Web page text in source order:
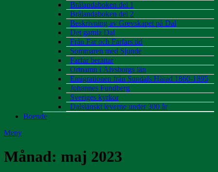
Brålandaboken del 1
Brålandaboken del 2
Beskrivning av Grevskapet på Dal
Det gamla Dal
Från Far och Farfars tid
Sommaren med Sjunde
Farfar berättar
Ortnamn i Älvsborgs län
Emigrationen från Sundals Härad 1860-1895
Johannes Fundberg
Sveriges kyrkor
Dalslänskt leverne under 300 år
Boende
Meny
Månad: maj 2023